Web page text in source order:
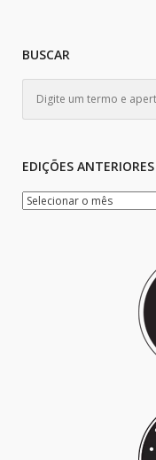
BUSCAR
EDIÇÕES ANTERIORES